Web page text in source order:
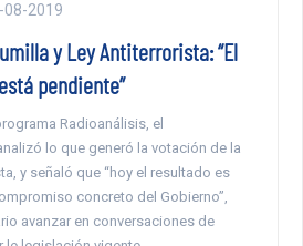
08-2019
y Ley Antiterrorista: “El
pendiente”
Radioanálisis, el
lo que generó la votación de la
y señaló que “hoy el resultado es
concreto del Gobierno”,
avanzar en conversaciones de